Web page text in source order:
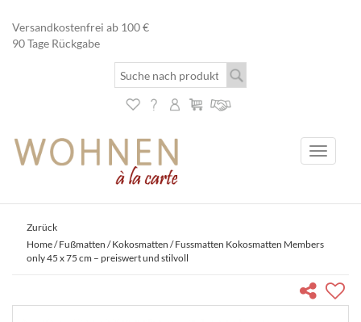
Versandkostenfrei ab 100 €
90 Tage Rückgabe
Toggle
Zurück
Home/Fußmatten /Kokosmatten / Fussmatten Kokosmatten Members
only 45 x 75 cm – preiswert und stilvoll